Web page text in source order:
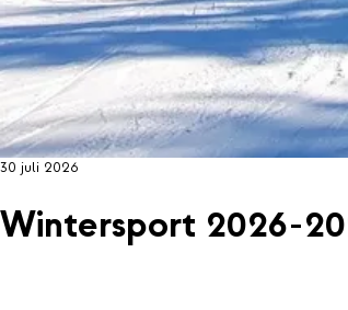
30 juli 2026
Wintersport 2026-